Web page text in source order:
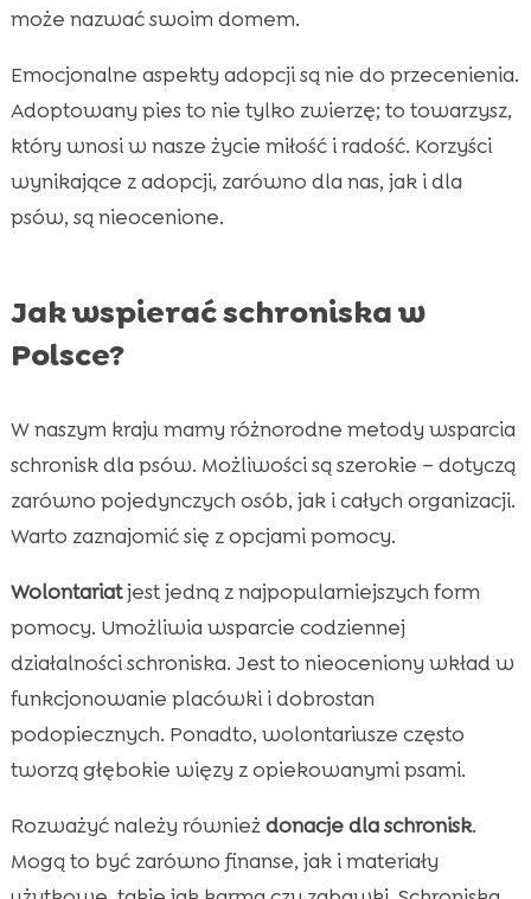
może nazwać swoim domem.
Emocjonalne aspekty adopcji są nie do przecenienia.
Adoptowany pies to nie tylko zwierzę; to towarzysz,
który wnosi w nasze życie miłość i radość. Korzyści
wynikające z adopcji, zarówno dla nas, jak i dla
psów, są nieocenione.
Jak wspierać schroniska w
Polsce?
W naszym kraju mamy różnorodne metody wsparcia
schronisk dla psów. Możliwości są szerokie – dotyczą
zarówno pojedynczych osób, jak i całych organizacji.
Warto zaznajomić się z opcjami pomocy.
Wolontariatjest jedną z najpopularniejszych form
pomocy. Umożliwia wsparcie codziennej
działalności schroniska. Jest to nieoceniony wkład w
funkcjonowanie placówki i dobrostan
podopiecznych. Ponadto, wolontariusze często
tworzą głębokie więzy z opiekowanymi psami.
Rozważyć należy równieżdonacje dla schronisk.
Mogą to być zarówno finanse, jak i materiały